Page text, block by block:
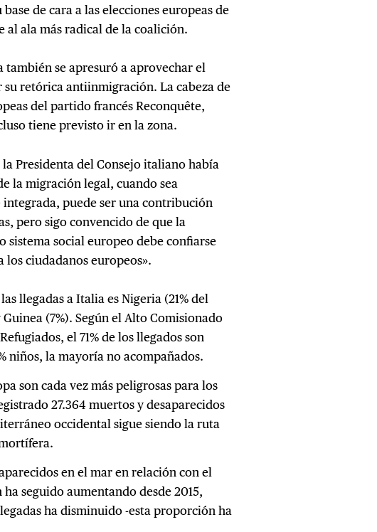
de cara a las elecciones europeas de
al ala más radical de la coalición.
también se apresuró a aprovechar el
retórica antiinmigración. La cabeza de
del partido francés Reconquête,
tiene previsto ir en la zona.
la Presidenta del Consejo italiano había
la migración legal, cuando sea
integrada, puede ser una contribución
pero sigo convencido de que la
sistema social europeo debe confiarse
ciudadanos europeos».
llegadas a Italia es Nigeria (21% del
(7%). Según el Alto Comisionado
el 71% de los llegados son
niños, la mayoría no acompañados.
son cada vez más peligrosas para los
27.364 muertos y desaparecidos
occidental sigue siendo la ruta
en el mar en relación con el
seguido aumentando desde 2015,
ha disminuido -esta proporción ha